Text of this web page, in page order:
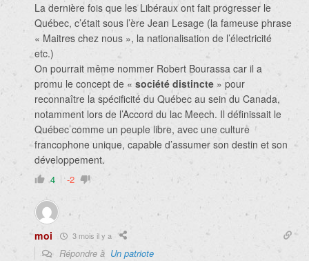
La dernière fois que les Libéraux ont fait progresser le
Québec, c’était sous l’ère Jean Lesage (la fameuse phrase
« Maitres chez nous », la nationalisation de l’électricité
etc.)
On pourrait même nommer Robert Bourassa car il a
promu le concept de « société distincte » pour
reconnaître la spécificité du Québec au sein du Canada,
notamment lors de l’Accord du lac Meech. Il définissait le
Québec comme un peuple libre, avec une culture
francophone unique, capable d’assumer son destin et son
développement.
4 -2
moi 3 mois il y a
Répondre à Un patriote